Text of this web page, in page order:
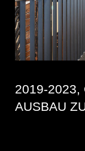
2019-2023,
AUSBAU